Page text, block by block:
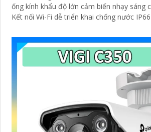
ống kính khẩu độ lớn cảm biến nhạy sáng
Kết nối Wi-Fi dễ triển khai chống nước